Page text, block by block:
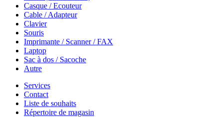
Casque / Ecouteur
Cable / Adapteur
Clavier
Souris
Imprimante / Scanner / FAX
Laptop
Sac à dos / Sacoche
Autre
Services
Contact
Liste de souhaits
Répertoire de magasin